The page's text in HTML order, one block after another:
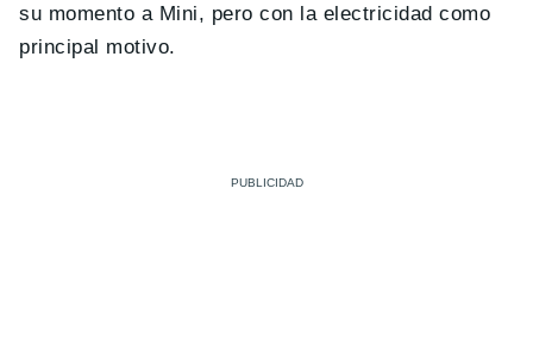
su momento a Mini, pero con la electricidad como
principal motivo.